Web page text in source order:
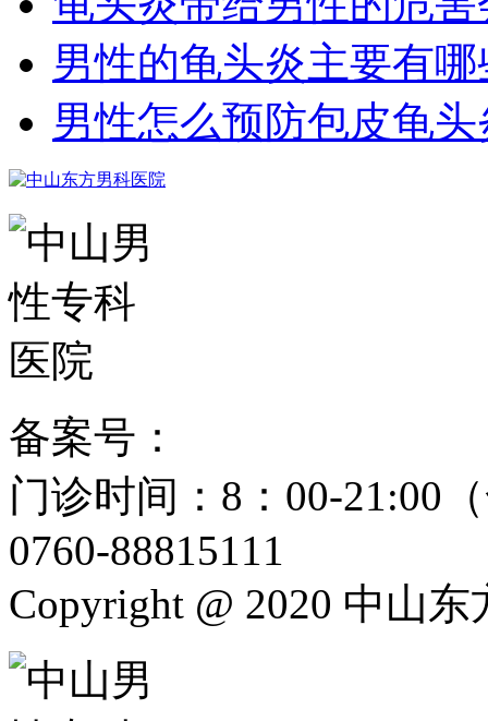
男性的龟头炎主要有
男性怎么预防包皮龟
备案号：
门诊时间：8：00-21:00
0760-88815111
Copyright @ 2020 中山